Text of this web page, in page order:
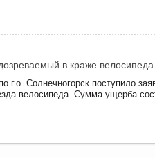
в краже велосипеда
Солнечногорск поступило
велосипеда. Сумма ущерба